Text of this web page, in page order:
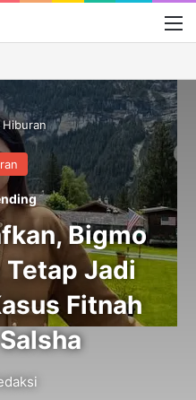
Hiburan
Bigmo
Tetap Jadi
Fitnah